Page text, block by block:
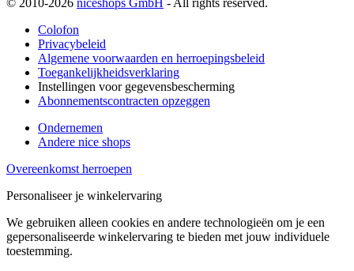
Colofon
Privacybeleid
Algemene voorwaarden en herroepingsbeleid
Toegankelijkheidsverklaring
Instellingen voor gegevensbescherming
Abonnementscontracten opzeggen
Ondernemen
Andere nice shops
Overeenkomst herroepen
Personaliseer je winkelervaring
We gebruiken alleen cookies en andere technologieën om je een
gepersonaliseerde winkelervaring te bieden met jouw individuele
toestemming.